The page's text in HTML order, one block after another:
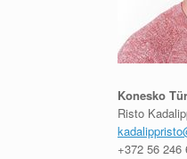
Konesko
Risto
+372 56 246